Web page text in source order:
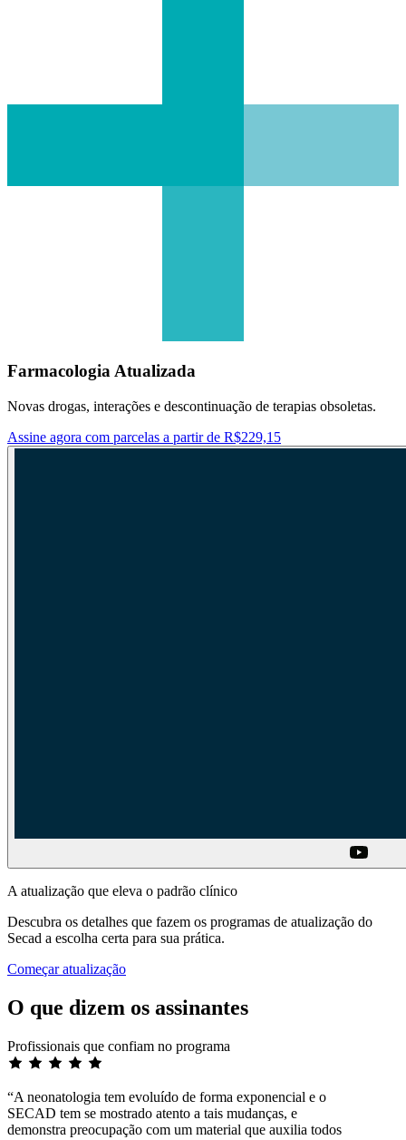
Farmacologia Atualizada
Novas drogas, interações e descontinuação de terapias obsoletas.
Assine agora com parcelas a partir de R$229,15
A atualização que eleva o padrão clínico
Descubra os detalhes que fazem os programas de atualização do
Secad a escolha certa para sua prática.
Começar atualização
O que dizem os assinantes
Profissionais que confiam no programa
“A neonatologia tem evoluído de forma exponencial e o
SECAD tem se mostrado atento a tais mudanças, e
demonstra preocupação com um material que auxilia todos